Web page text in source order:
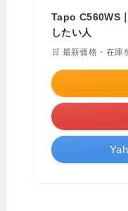
Tapo C560WS
したい人
🛒 最新価格・在庫